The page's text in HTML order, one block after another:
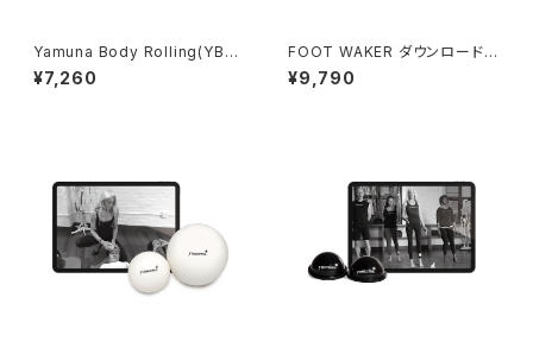
Yamuna Body Rolling(YBR)
TOTAL BODY ダウンロード
キット
¥7,260
FOOT WAKER ダウンロード
キット
¥9,790